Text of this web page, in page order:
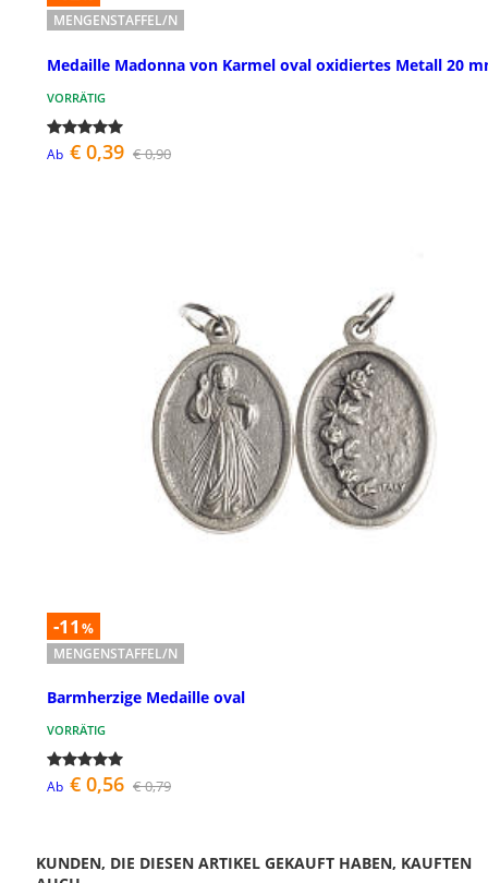
MENGENSTAFFEL/N
Medaille Madonna von Karmel oval oxidiertes Metall 20
VORRÄTIG
Ab € 0,39 € 0,90
-11 %
MENGENSTAFFEL/N
Barmherzige Medaille oval
VORRÄTIG
Ab € 0,56 € 0,79
KUNDEN, DIE DIESEN ARTIKEL GEKAUFT HABEN, KAUFTEN